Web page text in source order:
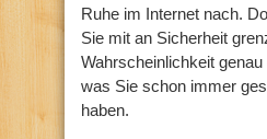
Ruhe im Internet nach.
Sie mit an Sicherheit
Wahrscheinlichkeit genau
was Sie schon immer
haben.